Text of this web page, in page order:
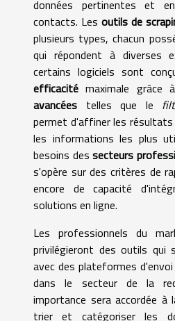
données pertinentes et
contacts. Les outils de
plusieurs types, chacun
qui répondent à diverses
certains logiciels sont
efficacité maximale grâce
avancées telles que le
permet d'affiner les résultats
les informations les plus
besoins des secteurs
s'opère sur des critères de
encore de capacité
solutions en ligne.
Les professionnels du
privilégieront des outils qui
avec des plateformes
dans le secteur de la
importance sera accordée
trier et catégoriser les